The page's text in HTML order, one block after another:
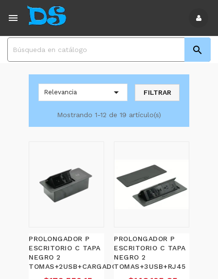


Relevancia  FILTRAR
Mostrando 1-12 de 19 artículo(s)
PROLONGADOR P
ESCRITORIO C TAPA
NEGRO 2
TOMAS+2USB+CARGADOR
PROLONGADOR P
ESCRITORIO C TAPA
NEGRO 2
TOMAS+3USB+RJ45